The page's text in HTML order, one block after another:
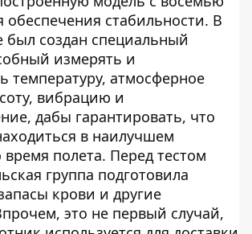
обеспечения стабильности. В
был создан специальный
измерять и
температуру, атмосферное
вибрацию и
дабы гарантировать, что
в наилучшем
время полета. Перед тестом
группа подготовила
крови и другие
это не первый случай,